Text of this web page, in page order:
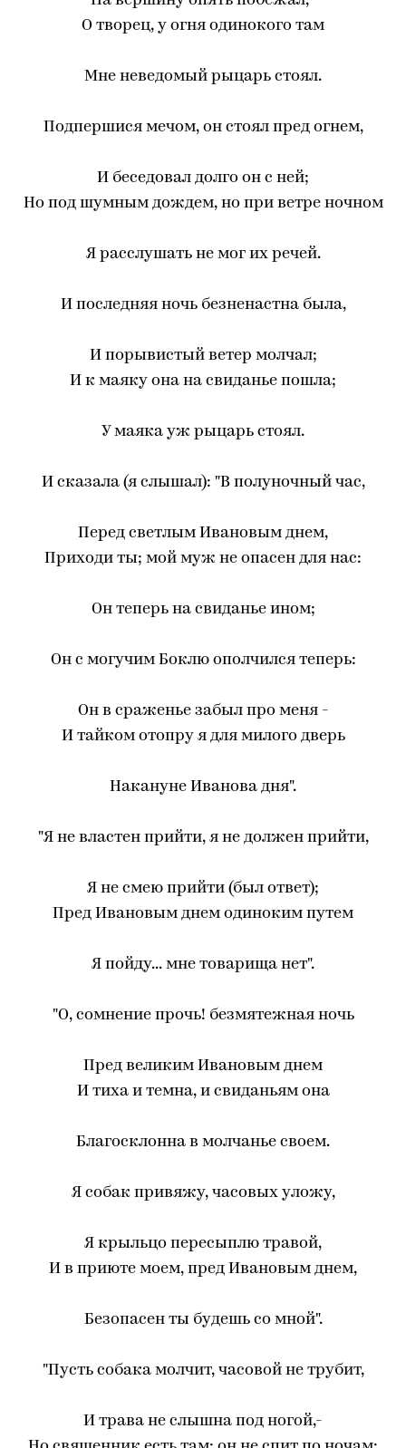
О творец, у огня одинокого там
Мне неведомый рыцарь стоял.
Подпершися мечом, он стоял пред огнем,
И беседовал долго он с ней;
Но под шумным дождем, но при ветре ночном
Я расслушать не мог их речей.
И последняя ночь безненастна была,
И порывистый ветер молчал;
И к маяку она на свиданье пошла;
У маяка уж рыцарь стоял.
И сказала (я слышал): "В полуночный час,
Перед светлым Ивановым днем,
Приходи ты; мой муж не опасен для нас:
Он теперь на свиданье ином;
Он с могучим Боклю ополчился теперь:
Он в сраженье забыл про меня -
И тайком отопру я для милого дверь
Накануне Иванова дня".
"Я не властен прийти, я не должен прийти,
Я не смею прийти (был ответ);
Пред Ивановым днем одиноким путем
Я пойду... мне товарища нет".
"О, сомнение прочь! безмятежная ночь
Пред великим Ивановым днем
И тиxa и темна, и свиданьям она
Благосклонна в молчанье своем.
Я собак привяжу, часовых уложу,
Я крыльцо пересыплю травой,
И в приюте моем, пред Ивановым днем,
Безопасен ты будешь со мной".
"Пусть собака молчит, часовой не трубит,
И трава не слышна под ногой,-